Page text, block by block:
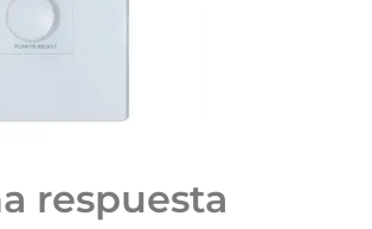
respuesta